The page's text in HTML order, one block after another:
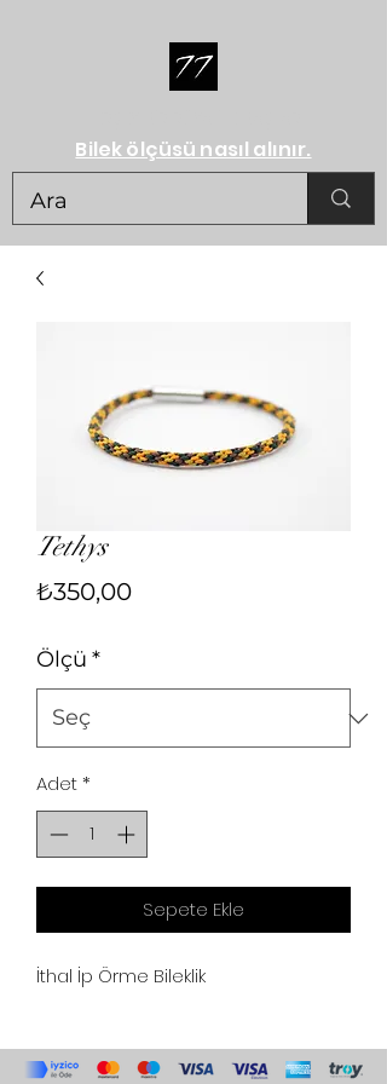
Bilek ölçüsü nasıl alınır.
Tethys
₺350,00Fiyat
Ölçü *
Adet*
Sepete Ekle
İthal İp Örme Bileklik